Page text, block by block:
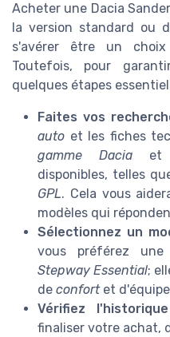
Acheter une Dacia
la version standard ou
s'avérer être un
Toutefois, pour
quelques étapes
Faites vos
auto et les fiches
gamme Dacia et
disponibles, telles
GPL. Cela vous
modèles qui
Sélectionnez un
vous préférez une
Stepway Essential;
de confortet
Vérifiez
finaliser votre achat,